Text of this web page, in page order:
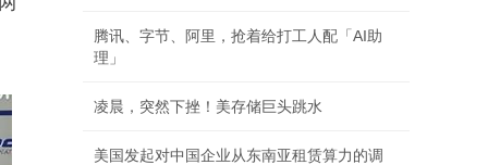
腾讯、字节、阿里，抢着给打工人配「AI助
理」
凌晨，突然下挫！美存储巨头跳水
美国发起对中国企业从东南亚租赁算力的调